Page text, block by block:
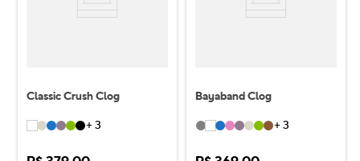
Classic Crush Clog
+ 3
Bayaband Clog
+ 3